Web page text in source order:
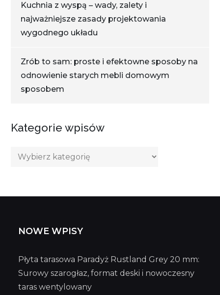
Kuchnia z wyspą – wady, zalety i
najważniejsze zasady projektowania
wygodnego układu
Zrób to sam: proste i efektowne sposoby na
odnowienie starych mebli domowym
sposobem
Kategorie wpisów
Kategorie
NOWE WPISY
Płyta tarasowa Paradyż Rustland Grey 20 mm:
Surowy szarogłaz, format deski i nowoczesny
taras wentylowany